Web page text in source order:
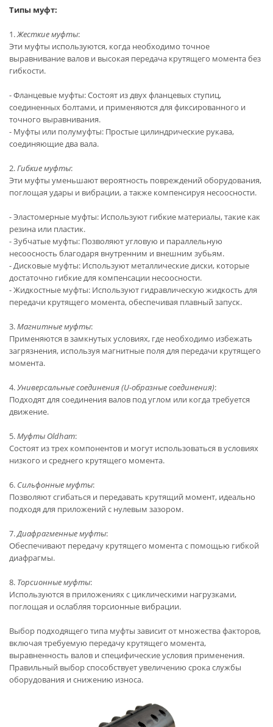
Типы муфт:
1.Жесткие муфты:
Эти муфты используются, когда необходимо точное
выравнивание валов и высокая передача крутящего момента без
гибкости.
- Фланцевые муфты: Состоят из двух фланцевых ступиц,
соединенных болтами, и применяются для фиксированного и
точного выравнивания.
- Муфты или полумуфты: Простые цилиндрические рукава,
соединяющие два вала.
2.Гибкие муфты:
Эти муфты уменьшают вероятность повреждений оборудования,
поглощая удары и вибрации, а также компенсируя несоосности.
- Эластомерные муфты: Используют гибкие материалы, такие как
резина или пластик.
- Зубчатые муфты: Позволяют угловую и параллельную
несоосность благодаря внутренним и внешним зубьям.
- Дисковые муфты: Используют металлические диски, которые
достаточно гибкие для компенсации несоосности.
- Жидкостные муфты: Используют гидравлическую жидкость для
передачи крутящего момента, обеспечивая плавный запуск.
3.Магнитные муфты:
Применяются в замкнутых условиях, где необходимо избежать
загрязнения, используя магнитные поля для передачи крутящего
момента.
4.Универсальные соединения (U-образные соединения):
Подходят для соединения валов под углом или когда требуется
движение.
5.Муфты Oldham:
Состоят из трех компонентов и могут использоваться в условиях
низкого и среднего крутящего момента.
6. Сильфонные муфты:
Позволяют сгибаться и передавать крутящий момент, идеально
подходя для приложений с нулевым зазором.
7.Диафрагменные муфты:
Обеспечивают передачу крутящего момента с помощью гибкой
диафрагмы.
8. Торсионные муфты:
Используются в приложениях с циклическими нагрузками,
поглощая и ослабляя торсионные вибрации.
Выбор подходящего типа муфты зависит от множества факторов,
включая требуемую передачу крутящего момента,
выравненность валов и специфические условия применения.
Правильный выбор способствует увеличению срока службы
оборудования и снижению износа.